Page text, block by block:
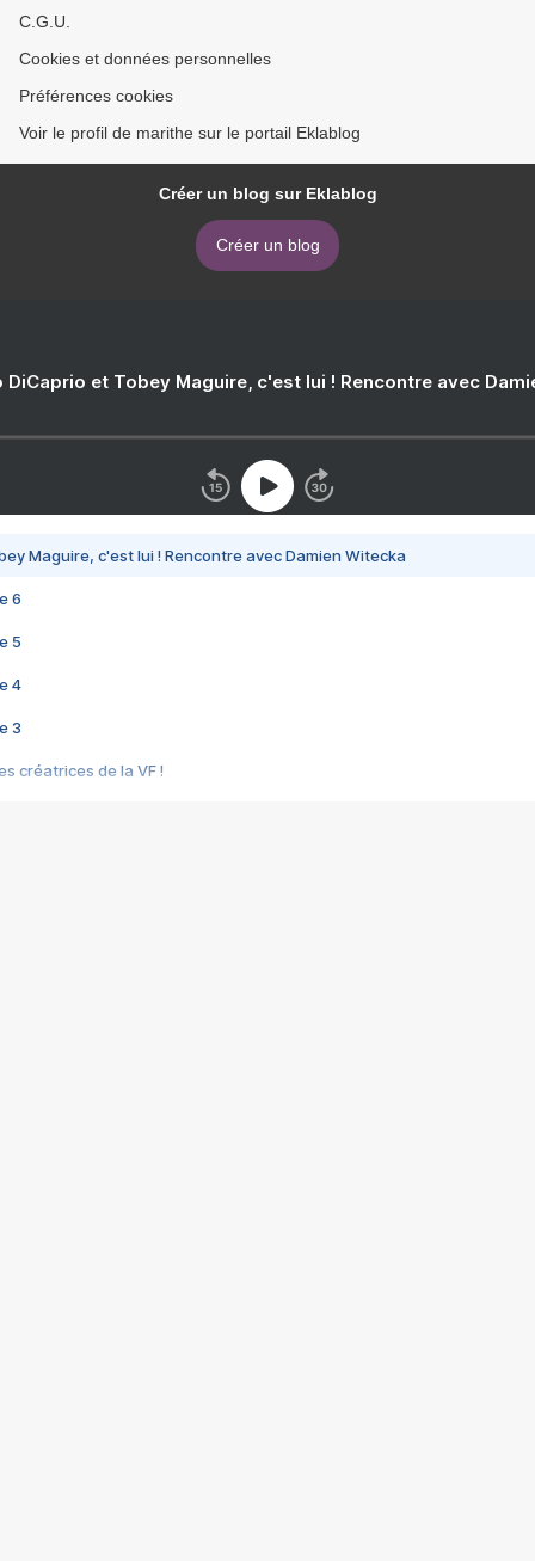
C.G.U.
Cookies et données personnelles
Préférences cookies
Voir le profil de marithe sur le portail Eklablog
Créer un blog sur Eklablog
Créer un blog
DiCaprio et Tobey Maguire, c'est lui ! Rencontre avec
Maguire, c'est lui ! Rencontre avec Damien Witecka
6
5
4
3
créatrices de la VF !